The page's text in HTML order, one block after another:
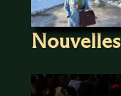
Nouvelles